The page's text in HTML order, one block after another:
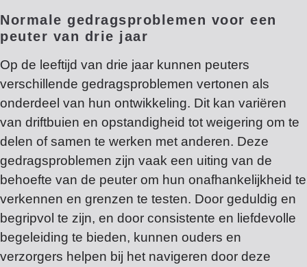
Normale gedragsproblemen voor een
peuter van drie jaar
Op de leeftijd van drie jaar kunnen peuters
verschillende gedragsproblemen vertonen als
onderdeel van hun ontwikkeling. Dit kan variëren
van driftbuien en opstandigheid tot weigering om te
delen of samen te werken met anderen. Deze
gedragsproblemen zijn vaak een uiting van de
behoefte van de peuter om hun onafhankelijkheid te
verkennen en grenzen te testen. Door geduldig en
begripvol te zijn, en door consistente en liefdevolle
begeleiding te bieden, kunnen ouders en
verzorgers helpen bij het navigeren door deze